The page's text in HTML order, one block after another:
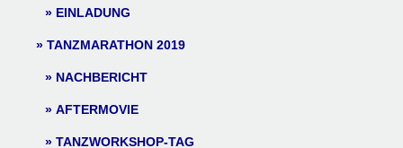
EINLADUNG
TANZMARATHON 2019
NACHBERICHT
AFTERMOVIE
TANZWORKSHOP-TAG